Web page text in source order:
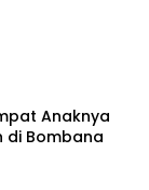
Anaknya
di Bombana